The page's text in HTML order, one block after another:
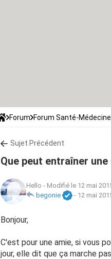
Forum Forum Santé-Médecine
Sujet Précédent
Que peut entraîner
Hello - Modifié le 12 mai
begonie
- 12 mai
Bonjour,
C'est pour une amie, si vous
jour, elle dit que ça marche